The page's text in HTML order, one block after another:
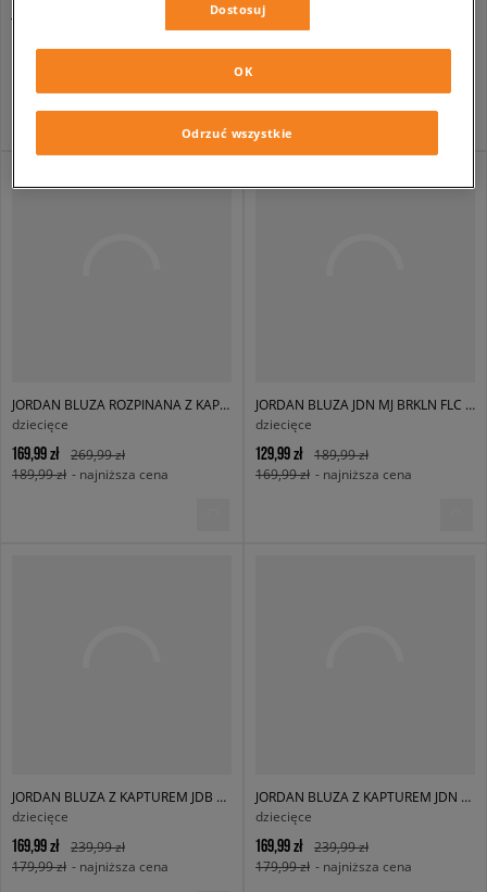
JORDAN BLUZA Z KAPTUREM WJ BRKN FLC PO HOODIE GIRL
dziecięce
JORDAN BLUZA ROZPINANA Z KAPTUREM JDB MJ SPORT STMT HOOP FLC
dziecięce
169,99 zł
269,99 zł
189,99 zł - najniższa cena
JORDAN BLUZA JDN MJ BRKLN FLC CREW BOY
dziecięce
129,99 zł
189,99 zł
169,99 zł - najniższa cena
JORDAN BLUZA Z KAPTUREM JDB MJ MVP HBR JM FLC PO BOY
dziecięce
169,99 zł
239,99 zł
179,99 zł - najniższa cena
JORDAN BLUZA Z KAPTUREM JDN UNISEX EASE FLC HOODIE BOY
dziecięce
169,99 zł
239,99 zł
179,99 zł - najniższa cena
Dostosuj
Odrzuć wszystkie
OK